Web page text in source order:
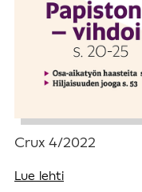
Crux 4/2022
Lue lehti